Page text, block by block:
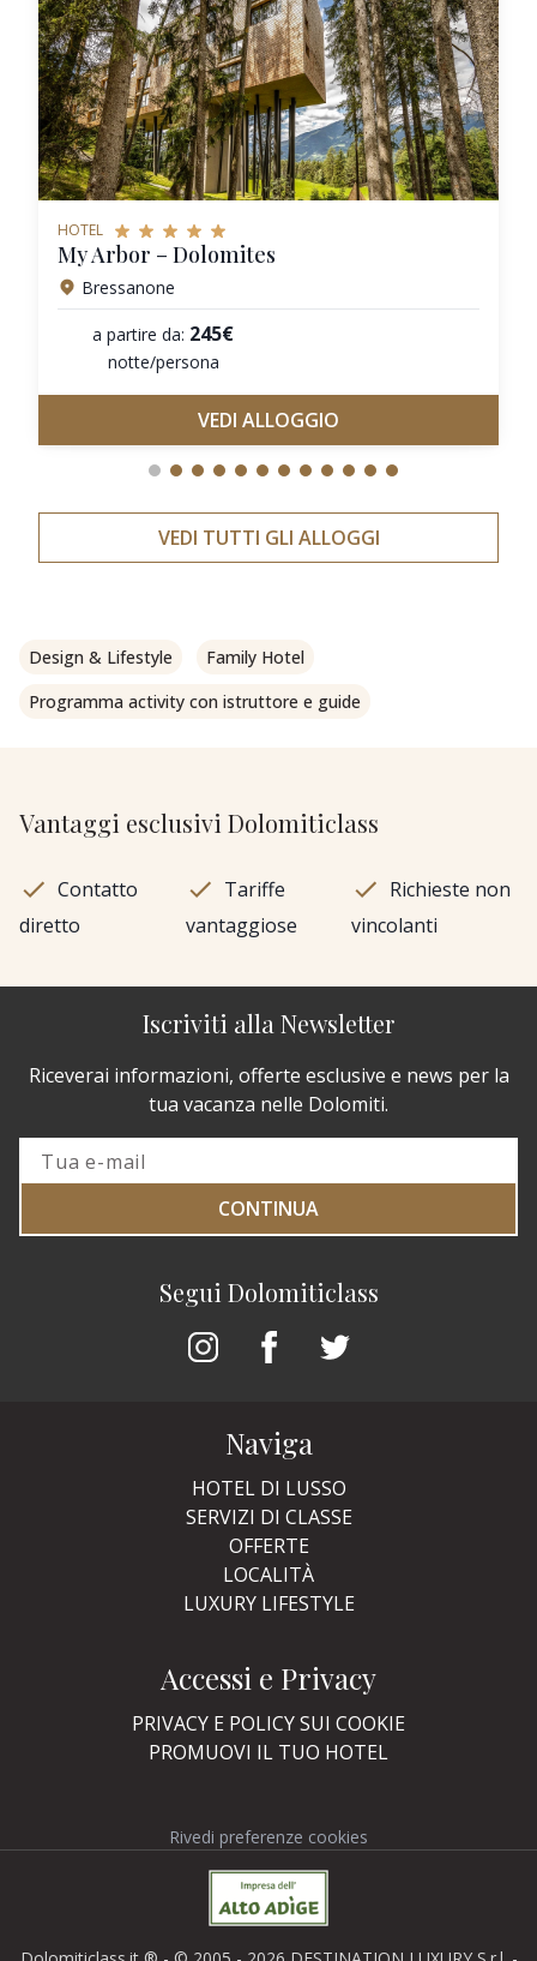
HOTEL
My Arbor – Dolomites
Bressanone
a partire da: 245€
notte/persona
VEDI ALLOGGIO
VEDI TUTTI GLI ALLOGGI
Design & Lifestyle
Family Hotel
Programma activity con istruttore e guide
Vantaggi esclusivi Dolomiticlass
Contatto
diretto
Tariffe
vantaggiose
Richieste non
vincolanti
Segui Dolomiticlass
Iscriviti alla Newsletter
Riceverai informazioni, offerte esclusive e news per la
tua vacanza nelle Dolomiti.
CONTINUA
Naviga
HOTEL DI LUSSO
SERVIZI DI CLASSE
OFFERTE
LOCALITÀ
LUXURY LIFESTYLE
Accessi e Privacy
PRIVACY E POLICY SUI COOKIE
PROMUOVI IL TUO HOTEL
Rivedi preferenze cookies